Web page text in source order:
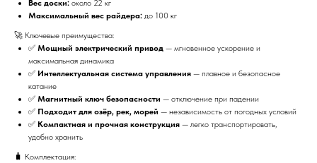
Вес доски: около 22 кг
Максимальный вес райдера: до 100 кг
🚀 Ключевые преимущества:
✅ Мощный электрический привод — мгновенное ускорение и
максимальная динамика
✅ Интеллектуальная система управления — плавное и безопасное
катание
✅ Магнитный ключ безопасности — отключение при падении
✅ Подходит для озёр, рек, морей — независимость от погодных условий
✅ Компактная и прочная конструкция — легко транспортировать,
удобно хранить
🧳 Комплектация: